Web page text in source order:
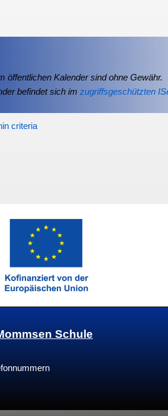
öffentlichen Kalender sind ohne Gewähr.
befindet sich im zugriffsgeschützten
criteria
Schule